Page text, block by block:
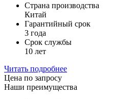
Страна производства
Китай
Гарантийный срок
3 года
Срок службы
10 лет
Читать подробнее
Цена по запросу
Наши преимущества